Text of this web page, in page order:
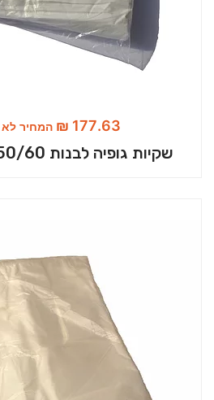
₪ 177.63 המחיר
שקיות גופיה לבנות 50/60 2000 יח' בשק